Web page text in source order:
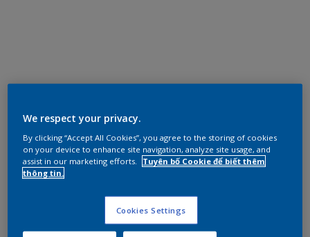
We respect your privacy.
By clicking “Accept All Cookies”, you agree to the storing of cookies
on your device to enhance site navigation, analyze site usage, and
assist in our marketing efforts.
Tuyên bố Cookie để biết thêm
thông tin.
Cookies Settings